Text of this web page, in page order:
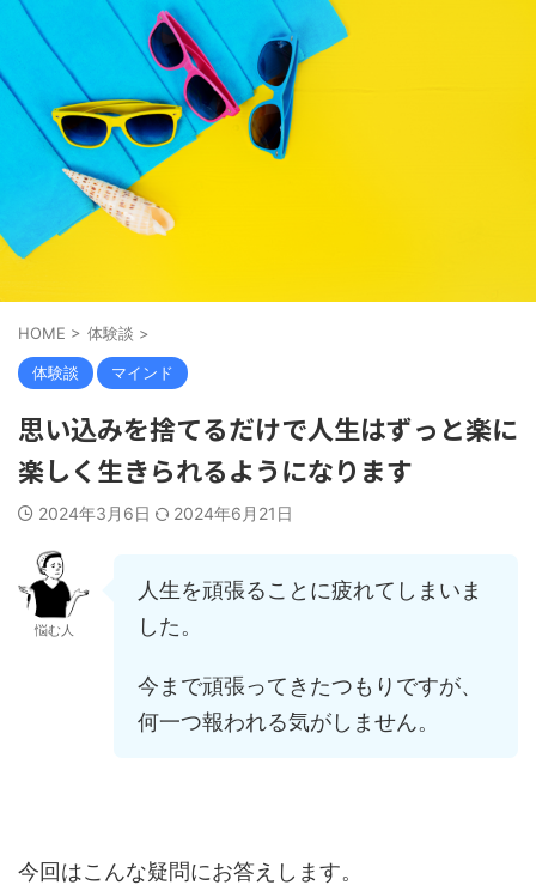
HOME > 体験談 >
体験談 マインド
思い込みを捨てるだけで人生はずっと楽に
楽しく生きられるようになります
2024年3月6日 2024年6月21日
悩む人
人生を頑張ることに疲れてしまいま
した。
今まで頑張ってきたつもりですが、
何一つ報われる気がしません。
今回はこんな疑問にお答えします。